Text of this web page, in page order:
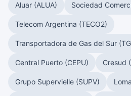
Aluar (ALUA) Sociedad
Telecom Argentina (TECO2)
Transportadora de Gas del Sur
Central Puerto (CEPU) Cresud
Grupo Supervielle (SUPV)